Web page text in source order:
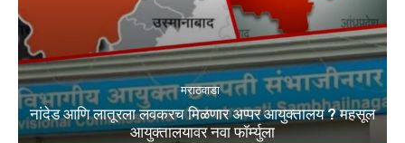
मराठवाडा
नांदेड आणि लातूरला लवकरच मिळणार अप्पर आयुक्तालय ? महसूल
आयुक्तालयावर नवा फॉर्म्युला